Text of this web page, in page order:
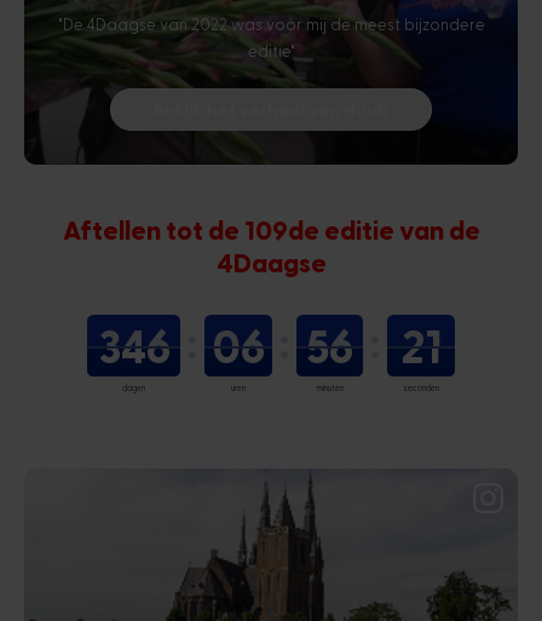
"De 4Daagse van 2022 was voor mij de meest bijzondere
editie"
Aftellen tot de 109de editie van de
4Daagse
346
dagen
06
uren
56
minuten
20
seconden